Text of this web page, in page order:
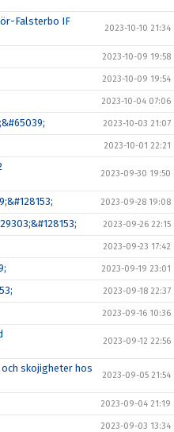
Falsterbo IF
2023-10-10 21:34
2023-10-09 19:58
2023-10-09 19:54
2023-10-04 07:06
2023-10-03 21:07
2023-10-01 22:21
2023-09-30 19:50
2023-09-28 19:08
2023-09-26 22:15
2023-09-23 17:42
2023-09-19 23:01
2023-09-18 22:37
2023-09-16 10:36
2023-09-12 22:56
skojigheter hos
2023-09-05 21:54
2023-09-04 21:19
2023-09-03 13:34